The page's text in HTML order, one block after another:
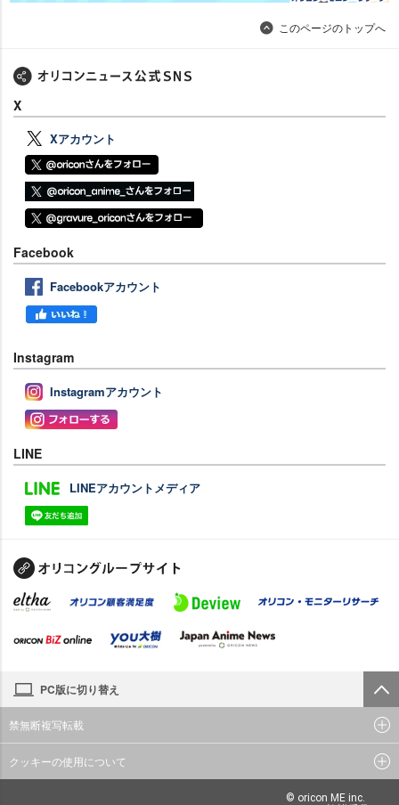
このページのトップへ
X
Xアカウント
Facebook
Facebookアカウント
Instagram
Instagramアカウント
LINE
LINEアカウントメディア
PC版に切り替え
禁無断複写転載
クッキーの使用について
© oricon ME inc.